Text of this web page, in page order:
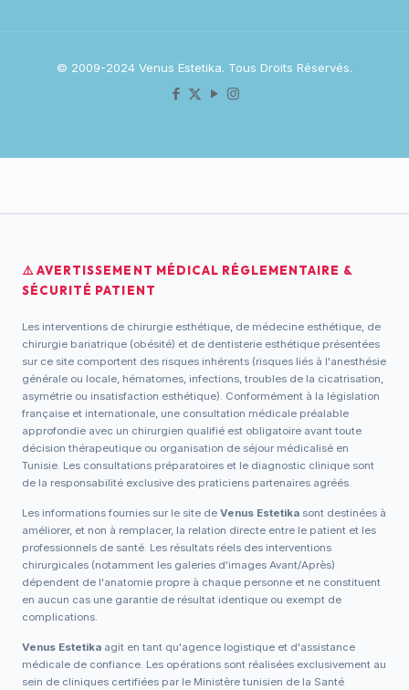
© 2009-2024 Venus Estetika. Tous Droits Réservés.
⚠️ AVERTISSEMENT MÉDICAL RÉGLEMENTAIRE &
SÉCURITÉ PATIENT
Les interventions de chirurgie esthétique, de médecine esthétique, de
chirurgie bariatrique (obésité) et de dentisterie esthétique présentées
sur ce site comportent des risques inhérents (risques liés à l'anesthésie
générale ou locale, hématomes, infections, troubles de la cicatrisation,
asymétrie ou insatisfaction esthétique). Conformément à la législation
française et internationale, une consultation médicale préalable
approfondie avec un chirurgien qualifié est obligatoire avant toute
décision thérapeutique ou organisation de séjour médicalisé en
Tunisie. Les consultations préparatoires et le diagnostic clinique sont
de la responsabilité exclusive des praticiens partenaires agréés.
Les informations fournies sur le site de Venus Estetika sont destinées à
améliorer, et non à remplacer, la relation directe entre le patient et les
professionnels de santé. Les résultats réels des interventions
chirurgicales (notamment les galeries d'images Avant/Après)
dépendent de l'anatomie propre à chaque personne et ne constituent
en aucun cas une garantie de résultat identique ou exempt de
complications.
Venus Estetika agit en tant qu'agence logistique et d'assistance
médicale de confiance. Les opérations sont réalisées exclusivement au
sein de cliniques certifiées par le Ministère tunisien de la Santé